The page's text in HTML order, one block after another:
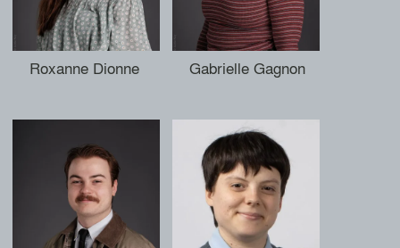
Roxanne Dionne Gabrielle Gagnon